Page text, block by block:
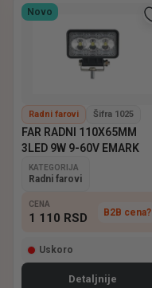
Novo
Radni farovi Šifra 1025
FAR RADNI 110X65MM
3LED 9W 9-60V EMARK
KATEGORIJA
Radni farovi
CENA
1 110 RSD B2B cena?
Uskoro
Detaljnije